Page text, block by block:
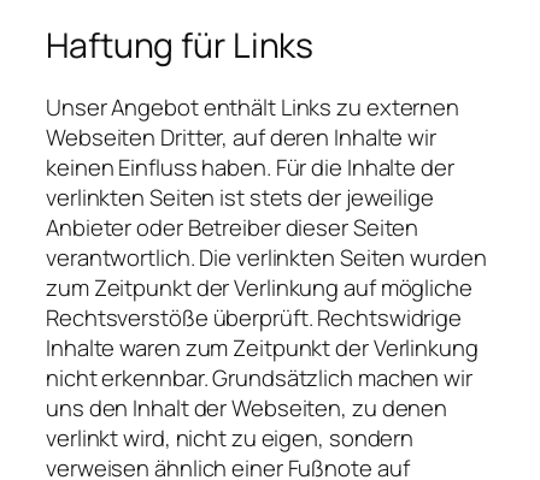
Haftung für Links
Unser Angebot enthält Links zu externen
Webseiten Dritter, auf deren Inhalte wir
keinen Einfluss haben. Für die Inhalte der
verlinkten Seiten ist stets der jeweilige
Anbieter oder Betreiber dieser Seiten
verantwortlich. Die verlinkten Seiten wurden
zum Zeitpunkt der Verlinkung auf mögliche
Rechtsverstöße überprüft. Rechtswidrige
Inhalte waren zum Zeitpunkt der Verlinkung
nicht erkennbar. Grundsätzlich machen wir
uns den Inhalt der Webseiten, zu denen
verlinkt wird, nicht zu eigen, sondern
verweisen ähnlich einer Fußnote auf